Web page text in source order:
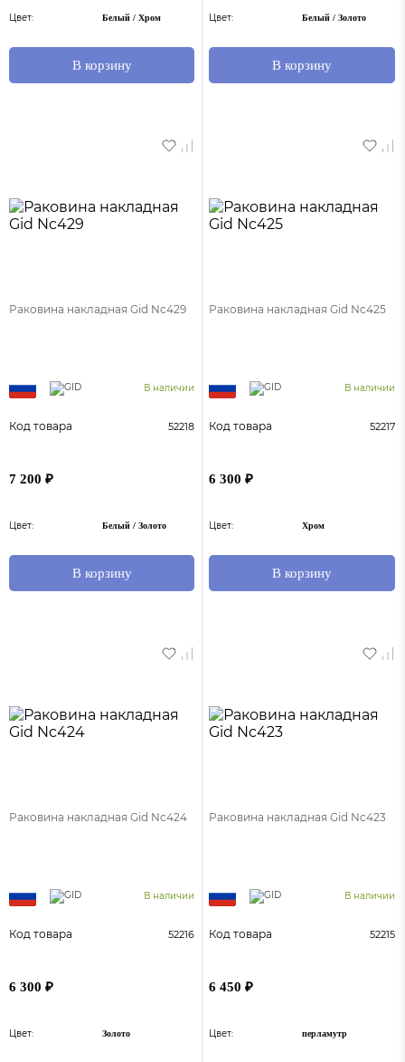
Цвет: Белый / Хром
В корзину
Цвет: Белый / Золото
В корзину
Раковина накладная Gid Nc429
В наличии
Код товара 52218
7 200 ₽
Цвет: Белый / Золото
В корзину
Раковина накладная Gid Nc425
В наличии
Код товара 52217
6 300 ₽
Цвет: Хром
В корзину
Раковина накладная Gid Nc424
В наличии
Код товара 52216
6 300 ₽
Цвет: Золото
Раковина накладная Gid Nc423
В наличии
Код товара 52215
6 450 ₽
Цвет: перламутр